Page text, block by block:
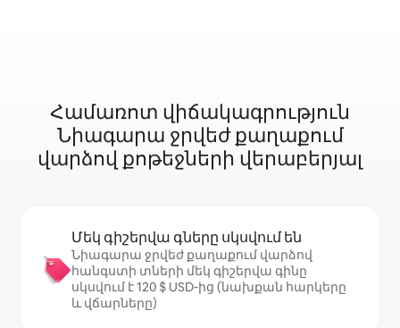
Համառոտ վիճակագրություն
Նիագարա ջրվեժ քաղաքում
վարձով քոթեջների վերաբերյալ
Մեկ գիշերվա գները սկսվում են
Նիագարա ջրվեժ քաղաքում վարձով
հանգստի տների մեկ գիշերվա գինը
սկսվում է 120 $ USD-ից (նախքան հարկերը
և վճարները)